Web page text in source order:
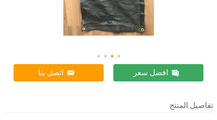
افضل سعر اتصل بنا
تفاصيل المنتج